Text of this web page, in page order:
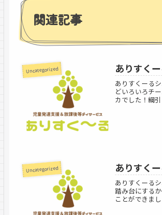
関連記事
Uncategorized ありすく
ありすくーる
どいろいろチ
カでした！綱
Uncategorized ありすく
ありすくーる
踏み台にする
ことができま